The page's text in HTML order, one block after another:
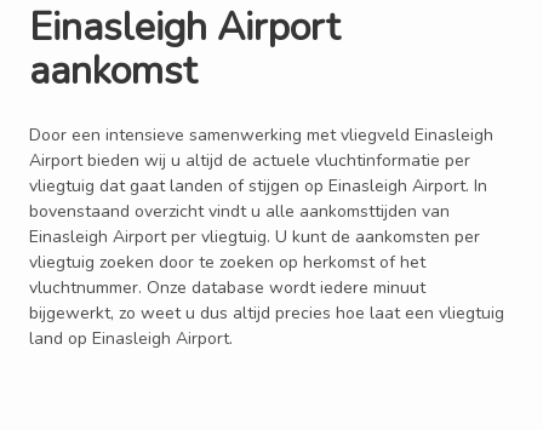
Einasleigh Airport
aankomst
Door een intensieve samenwerking met vliegveld Einasleigh
Airport bieden wij u altijd de actuele vluchtinformatie per
vliegtuig dat gaat landen of stijgen op Einasleigh Airport. In
bovenstaand overzicht vindt u alle aankomsttijden van
Einasleigh Airport per vliegtuig. U kunt de aankomsten per
vliegtuig zoeken door te zoeken op herkomst of het
vluchtnummer. Onze database wordt iedere minuut
bijgewerkt, zo weet u dus altijd precies hoe laat een vliegtuig
land op Einasleigh Airport.